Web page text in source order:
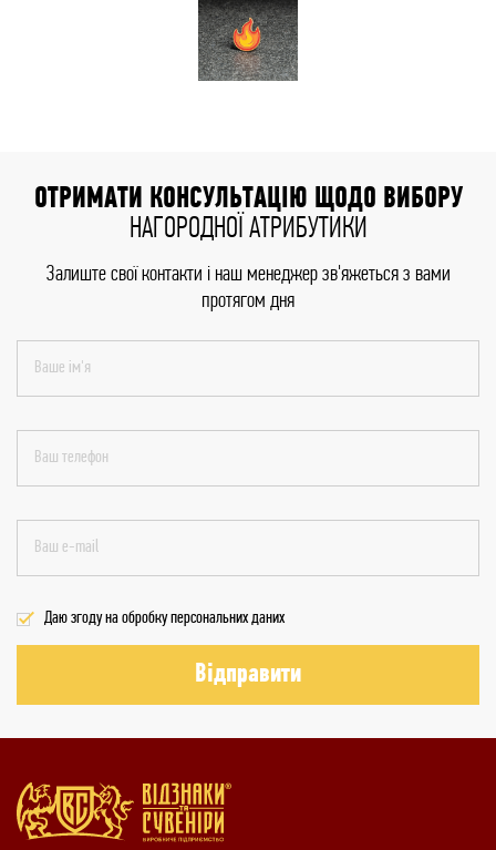
ОТРИМАТИ КОНСУЛЬТАЦІЮ ЩОДО ВИБОРУ
НАГОРОДНОЇ АТРИБУТИКИ
Залиште свої контакти і наш менеджер зв'яжеться з вами
протягом дня
Даю згоду на обробку персональних даних
Відправити